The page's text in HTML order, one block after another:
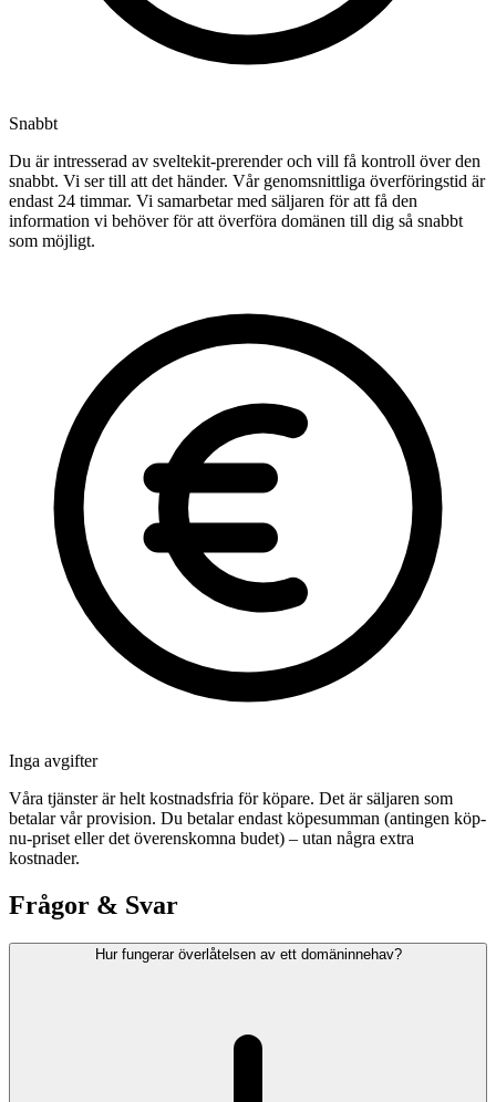
Snabbt
Du är intresserad av sveltekit-prerender och vill få kontroll över den
snabbt. Vi ser till att det händer. Vår genomsnittliga överföringstid är
endast 24 timmar. Vi samarbetar med säljaren för att få den
information vi behöver för att överföra domänen till dig så snabbt
som möjligt.
Inga avgifter
Våra tjänster är helt kostnadsfria för köpare. Det är säljaren som
betalar vår provision. Du betalar endast köpesumman (antingen köp-
nu-priset eller det överenskomna budet) – utan några extra
kostnader.
Frågor & Svar
Hur fungerar överlåtelsen av ett domäninnehav?